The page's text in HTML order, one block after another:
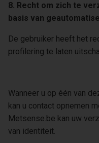
8. Recht om zich te
basis van
De gebruiker heeft het
profilering te laten
Wanneer u op één van
kan u contact opnemen
Metsense.be kan uw
van identiteit.